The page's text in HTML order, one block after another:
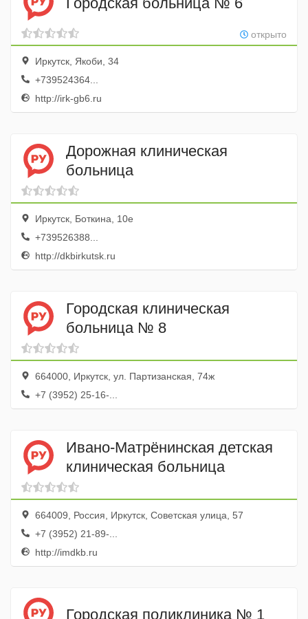
открыто
Иркутск, Якоби, 34
+739524364...
http://irk-gb6.ru
Дорожная клиническая
больница
Иркутск, Боткина, 10е
+739526388...
http://dkbirkutsk.ru
Городская клиническая
больница № 8
664000, Иркутск, ул. Партизанская, 74ж
+7 (3952) 25-16-...
Ивано-Матрёнинская детская
клиническая больница
664009, Россия, Иркутск, Советская улица, 57
+7 (3952) 21-89-...
http://imdkb.ru
Городская поликлиника № 1